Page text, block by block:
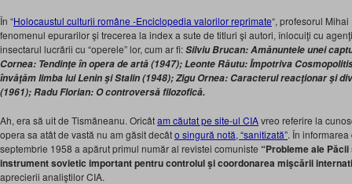
În “Holocaustul culturii române -Enciclopedia valorilor reprimate“, profesorul
fenomenul epurarilor şi trecerea la index a sute de titluri şi autori, înlocuiţi cu
insectarul lucrării cu “operele” lor, cum ar fi:Silviu Brucan: Amănuntele unei
Cornea: Tendinţe în opera de artă (1947); Leonte Răutu: Împotriva
învăţăm limba lui Lenin şi Stalin (1948); Zigu Ornea: Caracterul reacţionar şi
(1961); Radu Florian: O controversă filozofică.
Ah, era să uit de Tismăneanu. Oricâtam căutat pe site-ul CIAvreo referire la
opera sa atât de vastă nu am găsit decâto singură notă, “sanitizată”. În
septembrie 1958 a apărut primul număr al revistei comuniste “Probleme ale
instrument sovietic important pentru controlul şi coordonarea mişcării
aprecierii analiştilor CIA.